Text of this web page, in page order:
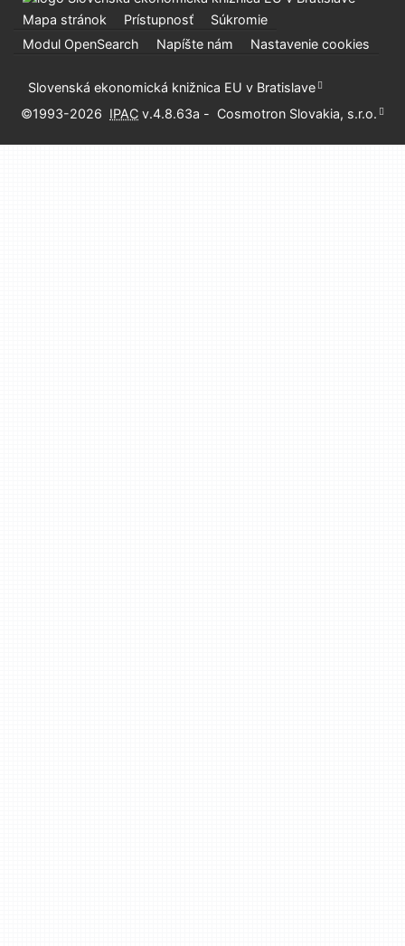
Mapa stránok Prístupnosť
Súkromie
Modul OpenSearch
Napíšte nám Nastavenie cookies
Slovenská ekonomická knižnica EU v Bratislave
©1993-2026 IPAC v.4.8.63a - Cosmotron Slovakia, s.r.o.